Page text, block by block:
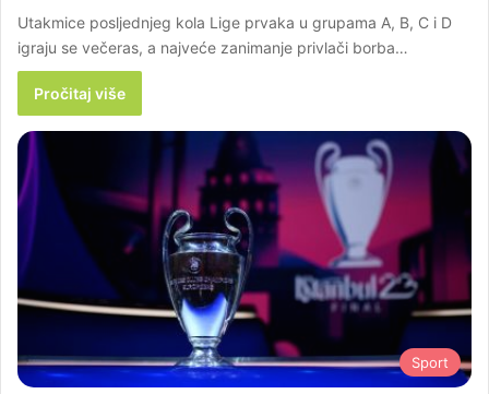
Utakmice posljednjeg kola Lige prvaka u grupama A, B, C i D
igraju se večeras, a najveće zanimanje privlači borba…
Pročitaj više
Sport